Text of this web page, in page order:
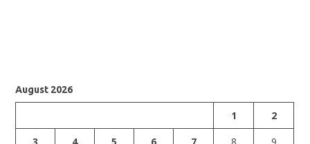
August 2026
1
2